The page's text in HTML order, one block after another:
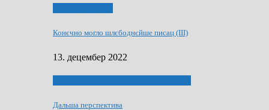
Конєчно могло шлєбоднєйше писац (III)
13. децембер 2022
Дальша перспектива